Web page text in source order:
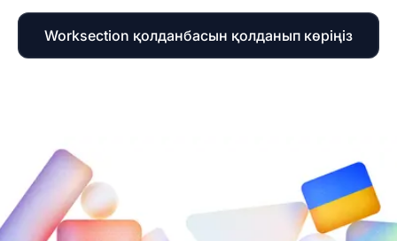
Worksection қолданбасын қолданып көріңіз